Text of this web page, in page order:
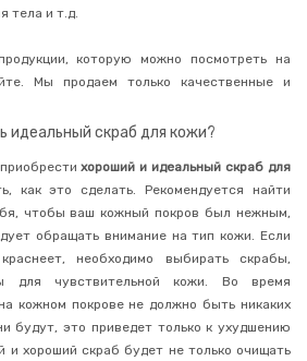
тела и т.д.
которую можно посмотреть на
Мы продаем только качественные и
идеальный скраб для кожи?
хороший и идеальный скраб для
как это сделать. Рекомендуется найти
чтобы ваш кожный покров был нежным,
обращать внимание на тип кожи. Если
необходимо выбирать скрабы,
для чувствительной кожи. Во время
кожном покрове не должно быть никаких
будут, это приведет только к ухудшению
и хороший скраб будет не только очищать